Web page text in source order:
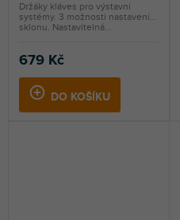
679 Kč
DO KOŠÍKU
Držáky kláves pro výstavní
systémy. 3 možnosti nastavení
sklonu. Nastavitelná...